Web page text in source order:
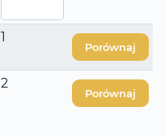
1
Porównaj
2
Porównaj